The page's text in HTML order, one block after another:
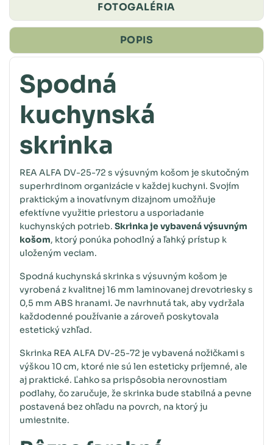
FOTOGALÉRIA
POPIS
Spodná
kuchynská
skrinka
REA ALFA DV-25-72 s výsuvným košom je skutočným
superhrdinom organizácie v každej kuchyni. Svojím
praktickým a inovatívnym dizajnom umožňuje
efektívne využitie priestoru a usporiadanie
kuchynských potrieb. Skrinka je vybavená výsuvným
košom, ktorý ponúka pohodlný a ľahký prístup k
uloženým veciam.
Spodná kuchynská skrinka s výsuvným košom je
vyrobená z kvalitnej 16 mm laminovanej drevotriesky s
0,5 mm ABS hranami. Je navrhnutá tak, aby vydržala
každodenné používanie a zároveň poskytovala
estetický vzhľad.
Skrinka REA ALFA DV-25-72 je vybavená nožičkami s
výškou 10 cm, ktoré nie sú len esteticky príjemné, ale
aj praktické. Ľahko sa prispôsobia nerovnostiam
podlahy, čo zaručuje, že skrinka bude stabilná a pevne
postavená bez ohľadu na povrch, na ktorý ju
umiestnite.